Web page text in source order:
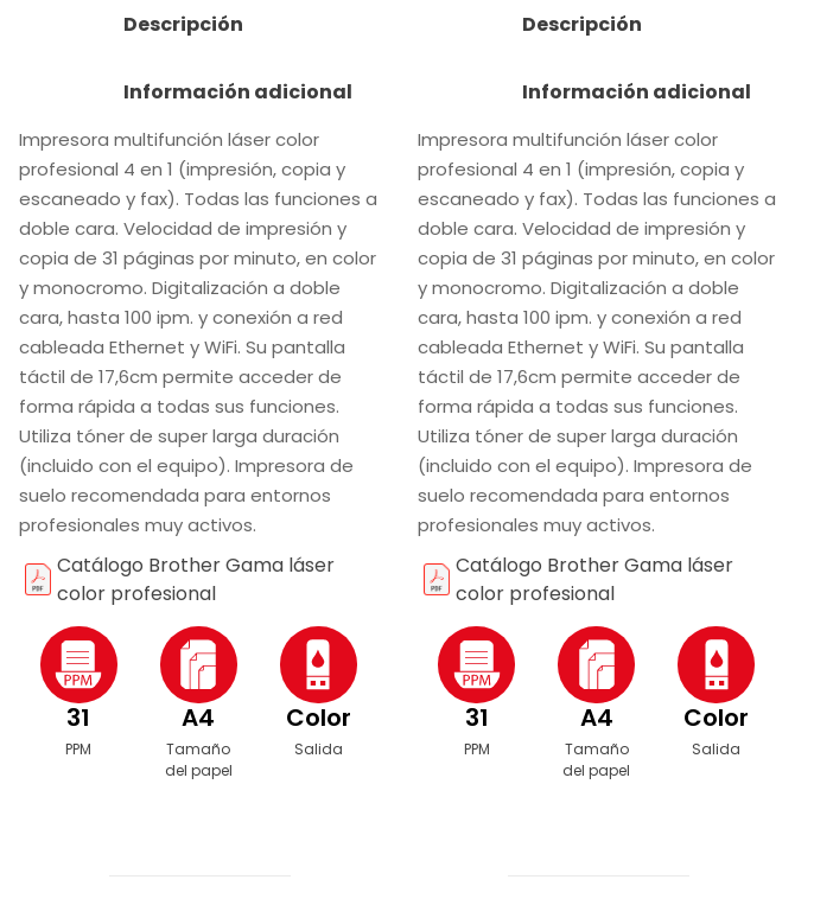
Descripción
Información adicional
Impresora multifunción láser color
profesional 4 en 1 (impresión, copia y
escaneado y fax). Todas las funciones a
doble cara. Velocidad de impresión y
copia de 31 páginas por minuto, en color
y monocromo. Digitalización a doble
cara, hasta 100 ipm. y conexión a red
cableada Ethernet y WiFi. Su pantalla
táctil de 17,6cm permite acceder de
forma rápida a todas sus funciones.
Utiliza tóner de super larga duración
(incluido con el equipo). Impresora de
suelo recomendada para entornos
profesionales muy activos.
Catálogo Brother Gama láser
color profesional
31
PPM
A4
Tamaño
del papel
Color
Salida
Descripción
Información adicional
Impresora multifunción láser color
profesional 4 en 1 (impresión, copia y
escaneado y fax). Todas las funciones a
doble cara. Velocidad de impresión y
copia de 31 páginas por minuto, en color
y monocromo. Digitalización a doble
cara, hasta 100 ipm. y conexión a red
cableada Ethernet y WiFi. Su pantalla
táctil de 17,6cm permite acceder de
forma rápida a todas sus funciones.
Utiliza tóner de super larga duración
(incluido con el equipo). Impresora de
suelo recomendada para entornos
profesionales muy activos.
Catálogo Brother Gama láser
color profesional
31
PPM
A4
Tamaño
del papel
Color
Salida